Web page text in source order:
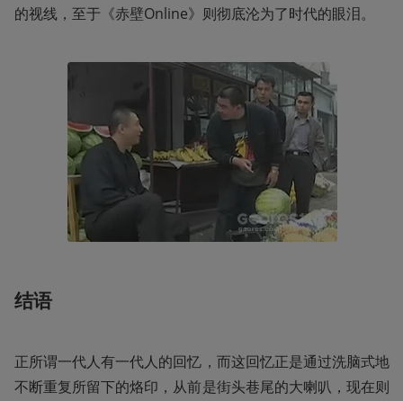
的视线，至于《赤壁Online》则彻底沦为了时代的眼泪。
结语
正所谓一代人有一代人的回忆，而这回忆正是通过洗脑式地
不断重复所留下的烙印，从前是街头巷尾的大喇叭，现在则